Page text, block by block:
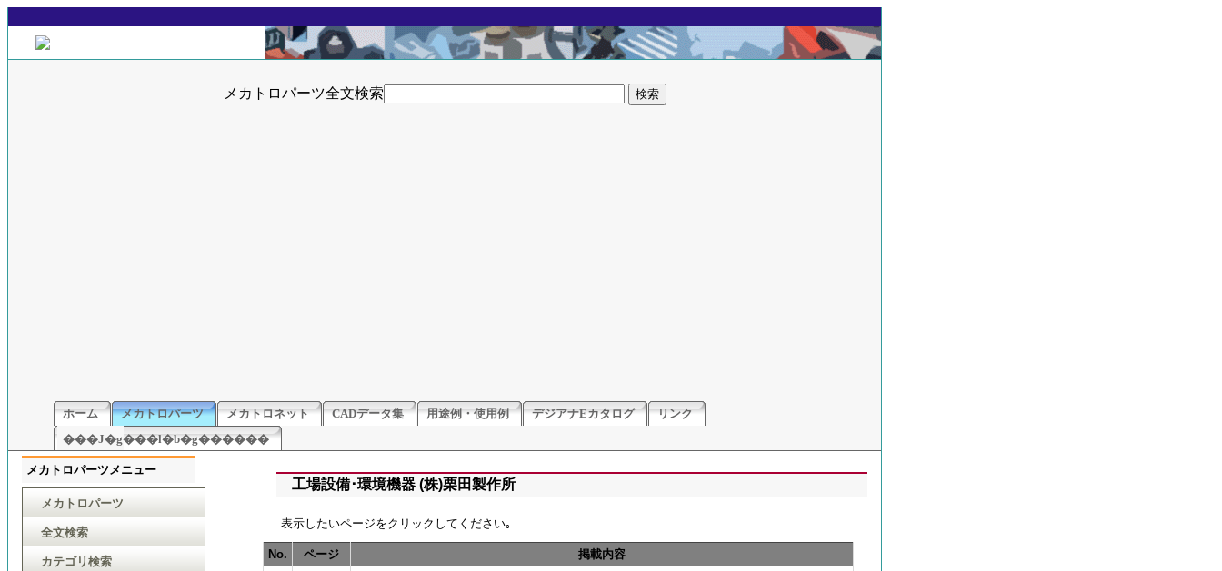
メカトロパーツ全文検索
ホーム メカトロパーツ メカトロネット CADデータ集 用途例・使用例 デジアナEカタログ
リンク
���J�g���l�b�g������
工場設備･環境機器 (株)栗田製作所
表示したいページをクリックしてください｡
No. ページ
掲載内容
メカトロパーツメニュー
メカトロパーツ
全文検索
カテゴリ検索